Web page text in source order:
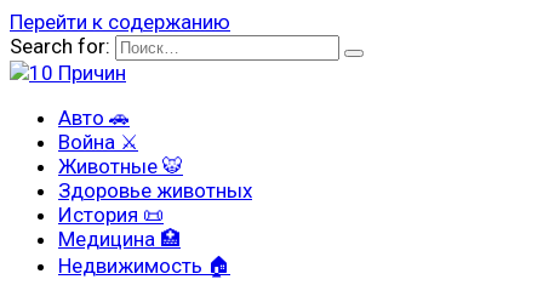
Перейти к содержанию
Search for:
Авто 🚗
Война ⚔
Животные 🐯
Здоровье животных
История 📜
Медицина 🏥
Недвижимость 🏠